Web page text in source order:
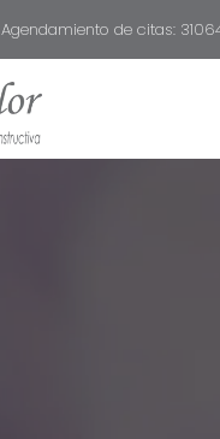
Agendamiento de citas: